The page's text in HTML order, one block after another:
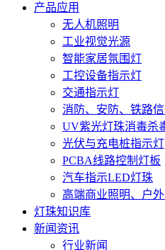
产品应用
无人机照明
工业视觉光源
智能家居氛围灯
工控设备指示灯
交通指示灯
消防、安防、铁路
UV紫光灯珠消毒杀
光伏与充电桩指示灯
PCBA线路控制灯板
汽车指示LED灯珠
高端商业照明、户
灯珠知识库
新闻资讯
行业新闻